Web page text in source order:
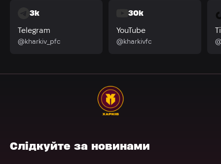
3k
Telegram
@kharkiv_pfc
30k
YouTube
@kharkivfc
Слідкуйте за новинами